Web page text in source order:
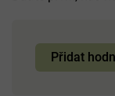
Přidat